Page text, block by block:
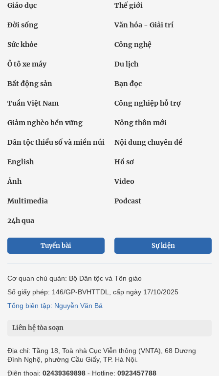
Giáo dục Thế giới
Đời sống Văn hóa - Giải trí
Sức khỏe Công nghệ
Ô tô xe máy Du lịch
Bất động sản Bạn đọc
Tuần Việt Nam Công nghiệp hỗ trợ
Giảm nghèo bền vững Nông thôn mới
Dân tộc thiểu số và miền núi Nội dung chuyên đề
English Hồ sơ
Ảnh Video
Multimedia Podcast
24h qua
Tuyến bài Sự kiện
Cơ quan chủ quản: Bộ Dân tộc và Tôn giáo
Số giấy phép: 146/GP-BVHTTDL, cấp ngày 17/10/2025
Tổng biên tập: Nguyễn Văn Bá
Liên hệ tòa soạn
Địa chỉ: Tầng 18, Toà nhà Cục Viễn thông (VNTA), 68 Dương
Đình Nghệ, phường Cầu Giấy, TP. Hà Nội.
Điện thoại: 02439369898 - Hotline: 0923457788